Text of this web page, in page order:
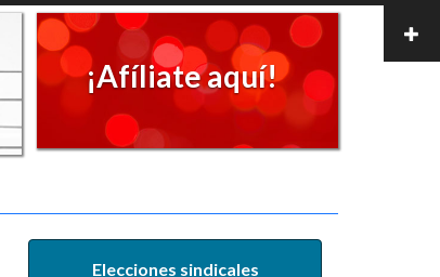
¡Afíliate aquí!
Elecciones sindicales